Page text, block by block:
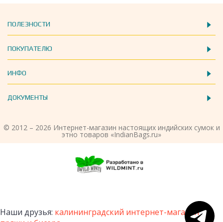
ПОЛЕЗНОСТИ
ПОКУПАТЕЛЮ
ИНФО
ДОКУМЕНТЫ
© 2012 – 2026 Интернет-магазин настоящих индийских сумок и
этно товаров «IndianBags.ru»
Наши друзья: калининградский интернет-магазин